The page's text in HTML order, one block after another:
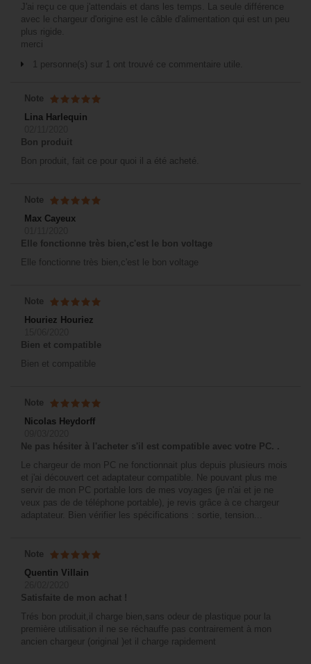
J'ai reçu ce que j'attendais et dans les temps. La seule différence
avec le chargeur d'origine est le câble d'alimentation qui est un peu
plus rigide.
merci
1 personne(s) sur 1 ont trouvé ce commentaire utile.
Note
Lina Harlequin
Bon produit
Bon produit, fait ce pour quoi il a été acheté.
Note
Max Cayeux
Elle fonctionne très bien,c'est le bon voltage
Elle fonctionne très bien,c'est le bon voltage
Note
Houriez Houriez
Bien et compatible
Bien et compatible
Note
Nicolas Heydorff
Ne pas hésiter à l'acheter s'il est compatible avec votre PC. .
Le chargeur de mon PC ne fonctionnait plus depuis plusieurs mois
et j'ai découvert cet adaptateur compatible. Ne pouvant plus me
servir de mon PC portable lors de mes voyages (je n'ai et je ne
veux pas de de téléphone portable), je revis grâce à ce chargeur
adaptateur. Bien vérifier les spécifications : sortie, tension...
Note
Quentin Villain
Satisfaite de mon achat !
Trés bon produit,il charge bien,sans odeur de plastique pour la
première utilisation il ne se réchauffe pas contrairement à mon
ancien chargeur (original )et il charge rapidement